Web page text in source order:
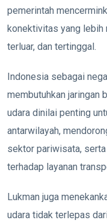
pemerintah
konektivitas yang lebih
terluar, dan tertinggal.
Indonesia sebagai
membutuhkan jaringan
udara dinilai penting
antarwilayah,
sektor pariwisata,
terhadap layanan
Lukman juga
udara tidak terlepas